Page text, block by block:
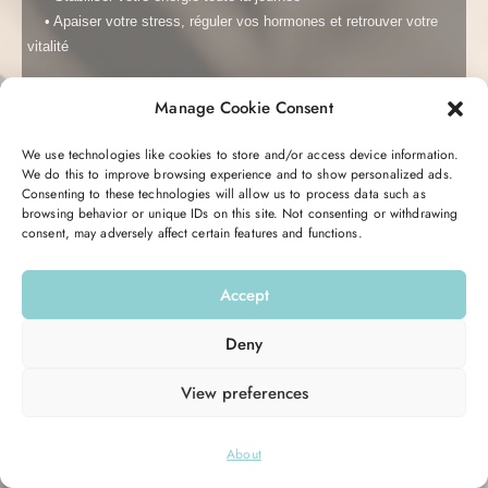
Manage Cookie Consent
We use technologies like cookies to store and/or access device information.
We do this to improve browsing experience and to show personalized ads.
Consenting to these technologies will allow us to process data such as
browsing behavior or unique IDs on this site. Not consenting or withdrawing
consent, may adversely affect certain features and functions.
Accept
Deny
View preferences
About
Se connecter
Hello Good Shape
• Apaiser votre stress, réguler vos hormones et retrouver votre
vitalité
C’est totalement gratuit et transformant.
Vous recevrez pendant 5 jours un email avec des conseils, des
astuces, et une action à réaliser pour retrouver votre équilibre
hormonal et votre énergie.
Entrez votre email ici pour commencer :